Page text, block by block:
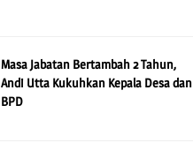
Masa Jabatan Bertambah 2 Tahun,
Andi Utta Kukuhkan Kepala Desa dan
BPD